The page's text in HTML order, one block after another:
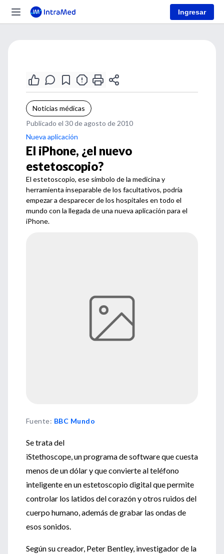
Ingresar
Noticias médicas
Publicado el 30 de agosto de 2010
Nueva aplicación
El iPhone, ¿el nuevo
estetoscopio?
El estetoscopio, ese símbolo de la medicina y
herramienta inseparable de los facultativos, podría
empezar a desparecer de los hospitales en todo el
mundo con la llegada de una nueva aplicación para el
iPhone.
Fuente: BBC Mundo
Se trata del
iStethoscope, un programa de software que cuesta
menos de un dólar y que convierte al teléfono
inteligente en un estetoscopio digital que permite
controlar los latidos del corazón y otros ruidos del
cuerpo humano, además de grabar las ondas de
esos sonidos.
Según su creador, Peter Bentley, investigador de la